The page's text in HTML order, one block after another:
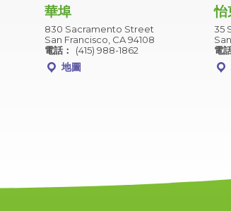
華埠
830 Sacramento Street
San Francisco, CA 94108
電話：
(415) 988-1862
地圖
怡
35
電